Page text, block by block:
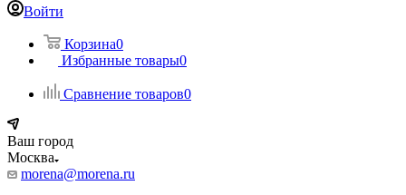
Войти
Корзина0
Избранные товары0
Сравнение товаров0
Ваш город
Москва
morena@morena.ru